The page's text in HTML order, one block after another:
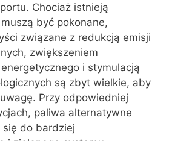
Chociaż istnieją
być pokonane,
związane z redukcją emisji
zwiększeniem
i stymulacją
są zbyt wielkie, aby
Przy odpowiedniej
paliwa alternatywne
się do bardziej